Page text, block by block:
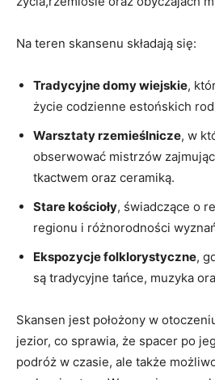
Na teren skansenu‌ składają ⁣się:
Tradycyjne domy wiejskie,
życie codzienne estońskich
Warsztaty rzemieślnicze, w
obserwować⁢ mistrzów
tkactwem oraz ceramiką.
Stare kościoły, świadczące⁢ o
‌regionu‍ i różnorodności​
Ekspozycje folklorystyczne,
są tradycyjne tańce, muzyka⁢
Skansen jest położony w
jezior, co⁢ sprawia, że spacer po
podróż w ‍czasie, ale także